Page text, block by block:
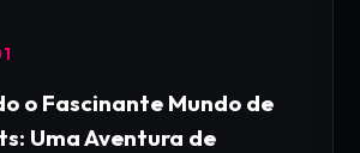
o Fascinante Mundo de
Uma Aventura de